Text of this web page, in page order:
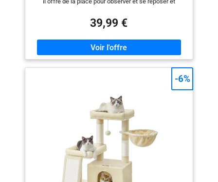
doux et confortable] Le hamac en tissu peluche
enveloppe confortablement votre minou et lui permet
de profiter de la chaleur et d’un moment de tranquillité.
Cet arbre confortable deviendra le lieu préféré de vos
chats [Facile à monter] Toutes les vis de cette tour de
jeu sont standard, sa structure est simple, la clé est
balancent dans tous les sens et stimulent l’instinct de
chasse des chats. Les grelots ajoutent à leur plaisir et
il y a 2 pompons de rechange sans grelot [Facilité
d’escalade] La structure multi-niveaux et la plateforme
latérale facilitent l’escalade, même les chats âgés ou à
mobilité réduite peuvent monter et observer leur
environnement [Facile à nettoyer] Poils, saleté et
résidus de litière… pas de panique : un rouleau anti-
poils ou un aspirateur suffisent pour les éliminer
facilement
39,99 €
-6%